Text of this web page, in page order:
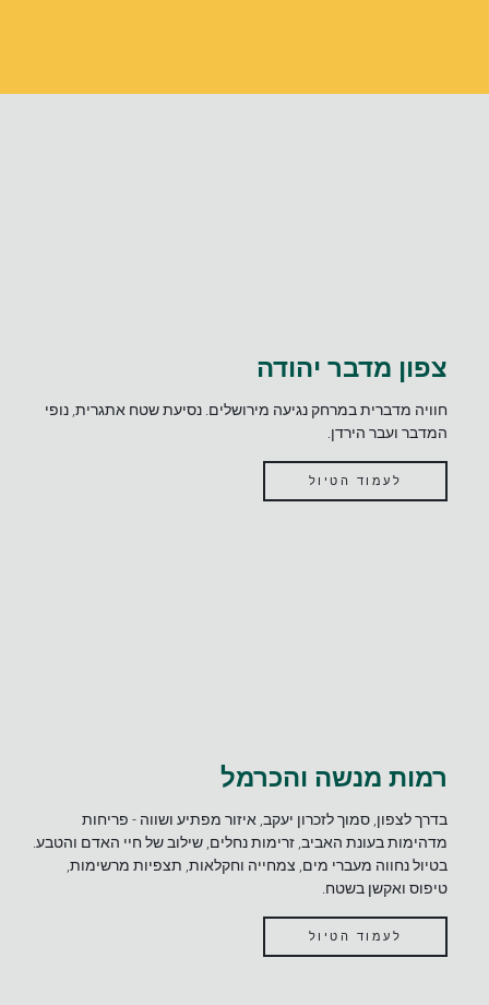
צפון מדבר יהודה
חוויה מדברית במרחק נגיעה מירושלים. נסיעת שטח אתגרית, נופי
המדבר ועבר הירדן.
לעמוד הטיול
רמות מנשה והכרמל​
בדרך לצפון, סמוך לזכרון יעקב, איזור מפתיע ושווה - פריחות
מדהימות בעונת האביב, זרימות נחלים, שילוב של חיי האדם והטבע.
בטיול נחווה מעברי מים, צמחייה וחקלאות, תצפיות מרשימות,
טיפוס ואקשן בשטח.
לעמוד הטיול